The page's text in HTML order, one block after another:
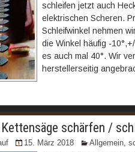
schleifen jetzt auch
elektrischen Scheren.
Schleifwinkel nehmen
die Winkel häufig -
es auch mal 40°. Wir
herstellerseitig
schärfen /
15. März 2018 Allgemein,